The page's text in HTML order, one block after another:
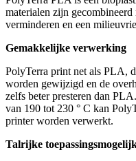
materialen zijn
verminderen en een
Gemakkelijke verwerking
PolyTerra print net als PLA,
worden gewijzigd en de
zelfs beter presteren dan
van 190 tot 230 ° C kan
printer worden verwerkt.
Talrijke